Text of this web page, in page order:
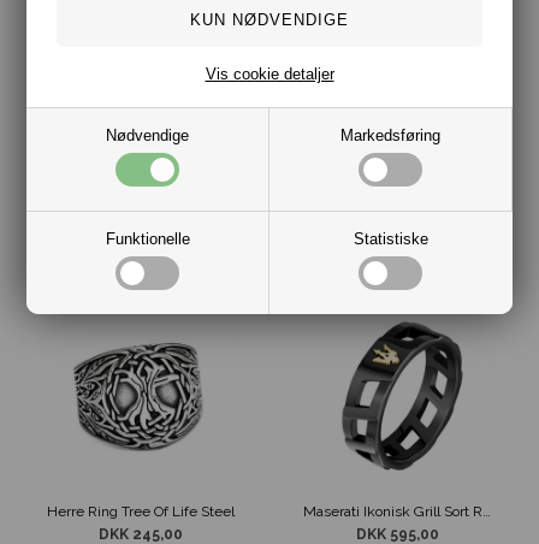
Nødvendige Markedsføring
Funktionelle Statistiske
Vis cookie detaljer
Herre Ring Tree Of Life Steel
DKK 245,00
DKK 595,00